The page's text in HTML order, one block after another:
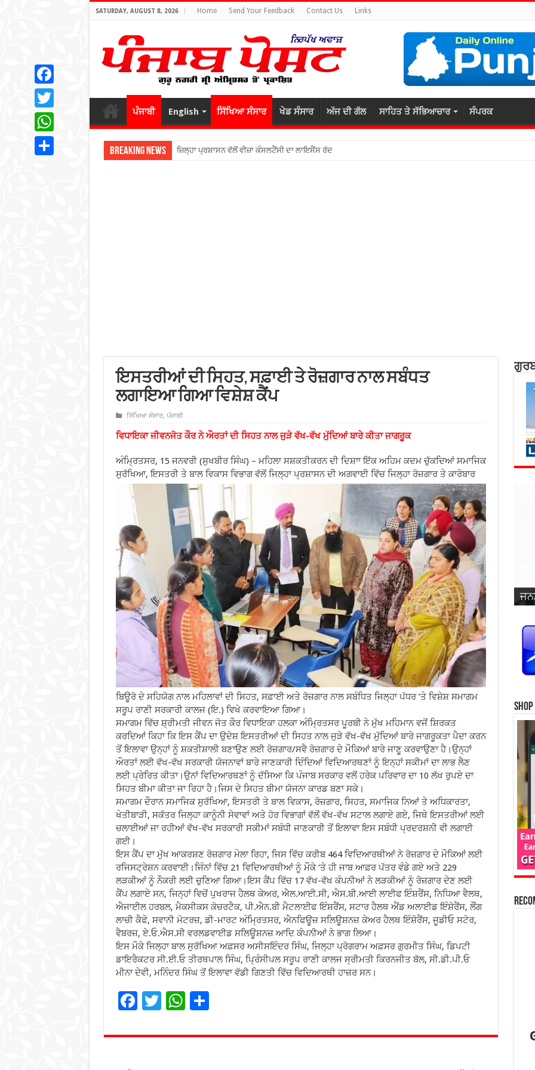
SATURDAY, AUGUST 8, 2026 Home Send Your Feedback Contact Us Links
ਪੰਜਾਬੀ English ਸਿੱਖਿਆ ਸੰਸਾਰ ਖੇਡ ਸੰਸਾਰ ਅੱਜ ਦੀ ਗੱਲ ਸਾਹਿਤ ਤੇ ਸੱਭਿਆਚਾਰ ਸੰਪਰਕ
Breaking News ਜ਼ਿਲ੍ਹਾ ਪ੍ਰਸ਼ਾਸਨ ਵੱਲੋਂ ਵੀਜ਼ਾ ਕੰਸਲਟੈਂਸੀ ਦਾ ਲਾਇਸੈਂਸ ਰੱਦ
ਇਸਤਰੀਆਂ ਦੀ ਸਿਹਤ, ਸਫ਼ਾਈ ਤੇ ਰੋਜ਼ਗਾਰ ਨਾਲ ਸਬੰਧਤ
ਲਗਾਇਆ ਗਿਆ ਵਿਸ਼ੇਸ਼ ਕੈਂਪ
ਸਿੱਖਿਆ ਸੰਸਾਰ, ਪੰਜਾਬੀ
ਵਿਧਾਇਕਾ ਜੀਵਨਜੋਤ ਕੌਰ ਨੇ ਔਰਤਾਂ ਦੀ ਸਿਹਤ ਨਾਲ ਜੁੜੇ ਵੱਖ-ਵੱਖ ਮੁੱਦਿਆਂ ਬਾਰੇ ਕੀਤਾ ਜਾਗਰੂਕ
ਅੰਮ੍ਰਿਤਸਰ, 15 ਜਨਵਰੀ (ਸੁਖਬੀਰ ਸਿੰਘ) – ਮਹਿਲਾ ਸਸ਼ਕਤੀਕਰਨ ਦੀ ਦਿਸ਼ਾਾ ਇੱਕ ਅਹਿਮ ਕਦਮ ਚੁੱਕਦਿਆਂ ਸਮਾਜਿਕ
ਸੁਰੱਖਿਆ, ਇਸਤਰੀ ਤੇ ਬਾਲ ਵਿਕਾਸ ਵਿਭਾਗ ਵੱਲੋਂ ਜਿਲ੍ਹਾਪ੍ਰਸ਼ਾਸਨ ਦੀ ਅਗਵਾਈ ਵਿੱਚ ਜਿਲ੍ਹਾ ਰੋਜ਼ਗਾਰ ਤੇ ਕਾਰੋਬਾਰ
ਬਿਊਰੋ ਦੇ ਸਹਿਯੋਗ ਨਾਲ ਮਹਿਲਾਵਾਂ ਦੀ ਸਿਹਤ, ਸਫ਼ਾਈ ਅਤੇ ਰੋਜ਼ਗਾਰ ਨਾਲ ਸਬੰਧਿਤ ਜਿਲ੍ਹਾ ਪੱਧਰ ’ਤੇ ਵਿਸ਼ੇਸ਼ ਸਮਾਗਮ
ਸਰੂਪ ਰਾਣੀ ਸਰਕਾਰੀ ਕਾਲਜ (ਇ.) ਵਿਖੇ ਕਰਵਾਇਆ ਗਿਆ।
ਸਮਾਗਮ ਵਿੱਚ ਸ਼੍ਰੀਮਤੀ ਜੀਵਨ ਜੋਤ ਕੌਰ ਵਿਧਾਇਕਾ ਹਲਕਾ ਅੰਮ੍ਰਿਤਸਰ ਪੂਰਬੀ ਨੇ ਮੁੱਖ ਮਹਿਮਾਨ ਵਜੋਂ ਸ਼ਿਰਕਤ
ਕਰਦਿਆਂ ਕਿਹਾ ਕਿ ਇਸ ਕੈਂਪ ਦਾ ਉਦੇਸ਼ ਇਸਤਰੀਆਂ ਦੀ ਸਿਹਤ ਨਾਲ ਜੁੜੇ ਵੱਖ-ਵੱਖ ਮੁੱਦਿਆਂ ਬਾਰੇ ਜਾਗਰੂਕਤਾ ਪੈਦਾ ਕਰਨ
ਤੋਂ ਇਲਾਵਾ ਉਨ੍ਹਾਂ ਨੂੰ ਸ਼ਕਤੀਸ਼ਾਲੀ ਬਣਾਉਣ ਲਈ ਰੋਜ਼ਗਾਰ/ਸਵੈ ਰੋਜ਼ਗਾਰ ਦੇ ਮੌਕਿਆਂ ਬਾਰੇ ਜਾਣੂ ਕਰਵਾਉਣਾ ਹੈ।ਉਨ੍ਹਾਂ
ਔਰਤਾਂ ਲਈ ਵੱਖ-ਵੱਖ ਸਰਕਾਰੀ ਯੋਜਨਾਵਾਂ ਬਾਰੇ ਜਾਣਕਾਰੀ ਦਿੰਦਿਆਂ ਵਿਦਿਆਰਥਣਾਂ ਨੂੰ ਇਨ੍ਹਾਂ ਸਕੀਮਾਂ ਦਾ ਲਾਭ ਲੈਣ
ਲਈ ਪ੍ਰੇਰਿਤ ਕੀਤਾ।ਉਨਾਂ ਵਿਦਿਆਰਥਣਾਂ ਨੂੰ ਦੱਸਿਆ ਕਿ ਪੰਜਾਬ ਸਰਕਾਰ ਵਲੋਂ ਹਰੇਕ ਪਰਿਵਾਰ ਦਾ 10 ਲੱਖ ਰੁਪਏ ਦਾ
ਸਿਹਤ ਬੀਮਾ ਕੀਤਾ ਜਾ ਰਿਹਾ ਹੈ।ਜਿਸ ਦੇ ਸਿਹਤ ਬੀਮਾ ਯੋਜਨਾ ਕਾਰਡ ਬਣਾ ਸਕੇ।
ਸਮਾਗਮ ਦੌਰਾਨ ਸਮਾਜਿਕ ਸੁਰੱਖਿਆ, ਇਸਤਰੀ ਤੇ ਬਾਲ ਵਿਕਾਸ, ਰੋਜ਼ਗਾਰ, ਸਿਹਤ, ਸਮਾਜਿਕ ਨਿਆਂ ਤੇ ਅਧਿਕਾਰਤਾ,
ਖੇਤੀਬਾੜੀ, ਸਕੱਤਰ ਜਿਲ੍ਹਾ ਕਾਨੂੰਨੀ ਸੇਵਾਵਾਂ ਅਤੇ ਹੋਰ ਵਿਭਾਗਾਂ ਵੱਲੋਂ ਵੱਖ-ਵੱਖ ਸਟਾਲ ਲਗਾਏ ਗਏ, ਜਿਥੇ ਇਸਤਰੀਆਂ ਲਈ
ਚਲਾਈਆਂ ਜਾ ਰਹੀਆਂ ਵੱਖ-ਵੱਖ ਸਰਕਾਰੀ ਸਕੀਮਾਂ ਸਬੰਧੀ ਜਾਣਕਾਰੀ ਤੋਂ ਇਲਾਵਾ ਇਸ ਸਬੰਧੀ ਪ੍ਰਦਰਸ਼ਨੀ ਵੀ ਲਗਾਈ
ਗਈ।
ਇਸ ਕੈਂਪ ਦਾ ਮੁੱਖ ਆਕਰਸ਼ਣ ਰੋਜ਼ਗਾਰ ਮੇਲਾ ਰਿਹਾ, ਜਿਸ ਵਿੱਚ ਕਰੀਬ 464 ਵਿਦਿਆਰਥੀਆਂ ਨੇ ਰੋਜ਼ਗਾਰ ਦੇ ਮੌਕਿਆਂ ਲਈ
ਰਜਿਸਟ੍ਰੇਸ਼ਨ ਕਰਵਾਈ।ਜਿੰਨਾਂ ਵਿੱਚ 21 ਵਿਦਿਆਰਥੀਆਂ ਨੂੰ ਮੌਕੇ ‘ਤੇ ਹੀ ਜਾਬ ਆਫ਼ਰ ਪੱਤਰ ਵੰਡੇ ਗਏ ਅਤੇ 229
ਲੜਕੀਆਂ ਨੂੰ ਨੌਕਰੀ ਲਈ ਚੁਣਿਆ ਗਿਆ।ਇਸ ਕੈਂਪ ਵਿੱਚ 17 ਵੱਖ-ਵੱਖ ਕੰਪਨੀਆਂ ਨੇ ਲੜਕੀਆਂ ਨੂੰ ਰੋਜ਼ਗਾਰ ਦੇਣ ਲਈ
ਕੈਂਪ ਲਗਾਏ ਸਨ, ਜਿਨ੍ਹਾਂ ਵਿਚੋਂ ਪੁਖਰਾਜ ਹੈਲਥ ਕੇਅਰ, ਐਲ.ਆਈ.ਸੀ, ਐਸ.ਬੀ.ਆਈ ਲਾਈਫ ਇੰਸ਼ਰੈਂਸ, ਨਿਧਿਆ ਵੈਲਥ,
ਐਜਾਈਲ ਹਰਬਲ, ਮੈਕਸੀਕਸ ਕੋਚਰਟੈਕ, ਪੀ.ਐਨ.ਬੀ ਮੈਟਲਾਈਫ ਇੰਸ਼ਰੈਂਸ, ਸਟਾਰ ਹੈਲਥ ਐਂਡ ਅਲਾਈਡ ਇੰਸ਼ੋਰੈਂਸ, ਲੌਂਗ
ਲਾਚੀ ਕੈਫੇ, ਸਵਾਨੀ ਮੋਟਰਜ਼, ਡੀ-ਮਾਰਟ ਅੰਮ੍ਰਿਤਸਰ, ਐਨਫਿਊਜ਼ ਸਲਿਊਸ਼ਨਜ਼ ਕੇਅਰ ਹੈਲਥ ਇੰਸ਼ੋਰੈਂਸ, ਜੂਡੀਓ ਸਟੋਰ,
ਵੈਬਰਜ਼, ਏ.ਓ.ਐਸ.ਸੀ ਵਰਲਡਵਾਈਡ ਸਲਿਊਸ਼ਨਜ਼ ਆਦਿ ਕੰਪਨੀਆਂ ਨੇ ਭਾਗ ਲਿਆ।
ਇਸ ਮੌਕੇ ਜਿਲ੍ਹਾ ਬਾਲ ਸੁਰੱਖਿਆ ਅਫ਼ਸਰ ਅਸੀਸਇੰਦਰ ਸਿੰਘ, ਜਿਲ੍ਹਾ ਪ੍ਰੋਗਰਾਮ ਅਫ਼ਸਰ ਗੁਰਮੀਤ ਸਿੰਘ, ਡਿਪਟੀ
ਡਾਇਰੈਕਟਰ ਸੀ.ਈ.ਓ ਤੀਰਥਪਾਲ ਸਿੰਘ, ਪ੍ਰਿੰਸੀਪਲ ਸਰੂਪ ਰਾਣੀ ਕਾਲਜ ਸ੍ਰੀਮਤੀ ਕਿਰਨਜੀਤ ਬੱਲ, ਸੀ.ਡੀ.ਪੀ.ਓ
ਮੀਨਾ ਦੇਵੀ, ਮਨਿੰਦਰ ਸਿੰਘ ਤੋਂ ਇਲਾਵਾ ਵੱਡੀ ਗਿਣਤੀ ਵਿੱਚ ਵਿਦਿਆਰਥੀ ਹਾਜ਼ਰ ਸਨ।
F
e
T
tt
W
at ar
Facebook
Twitter
WhatsApp